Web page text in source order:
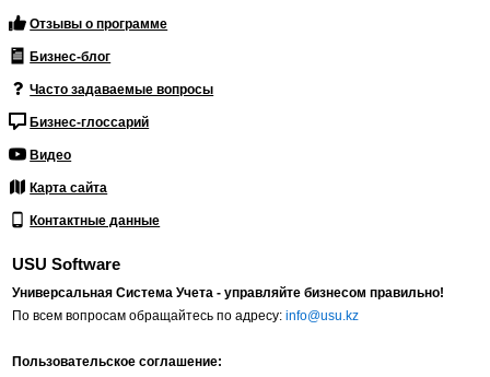
Отзывы о программе
Бизнес-блог
Часто задаваемые вопросы
Бизнес-глоссарий
Видео
Карта сайта
Контактные данные
USU Software
Универсальная Система Учета - управляйте бизнесом правильно!
По всем вопросам обращайтесь по адресу:info@usu.kz
Пользовательское соглашение: